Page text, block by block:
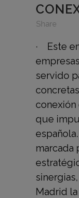
Share
· Este
servido
conexión
que
marcada
Madrid la